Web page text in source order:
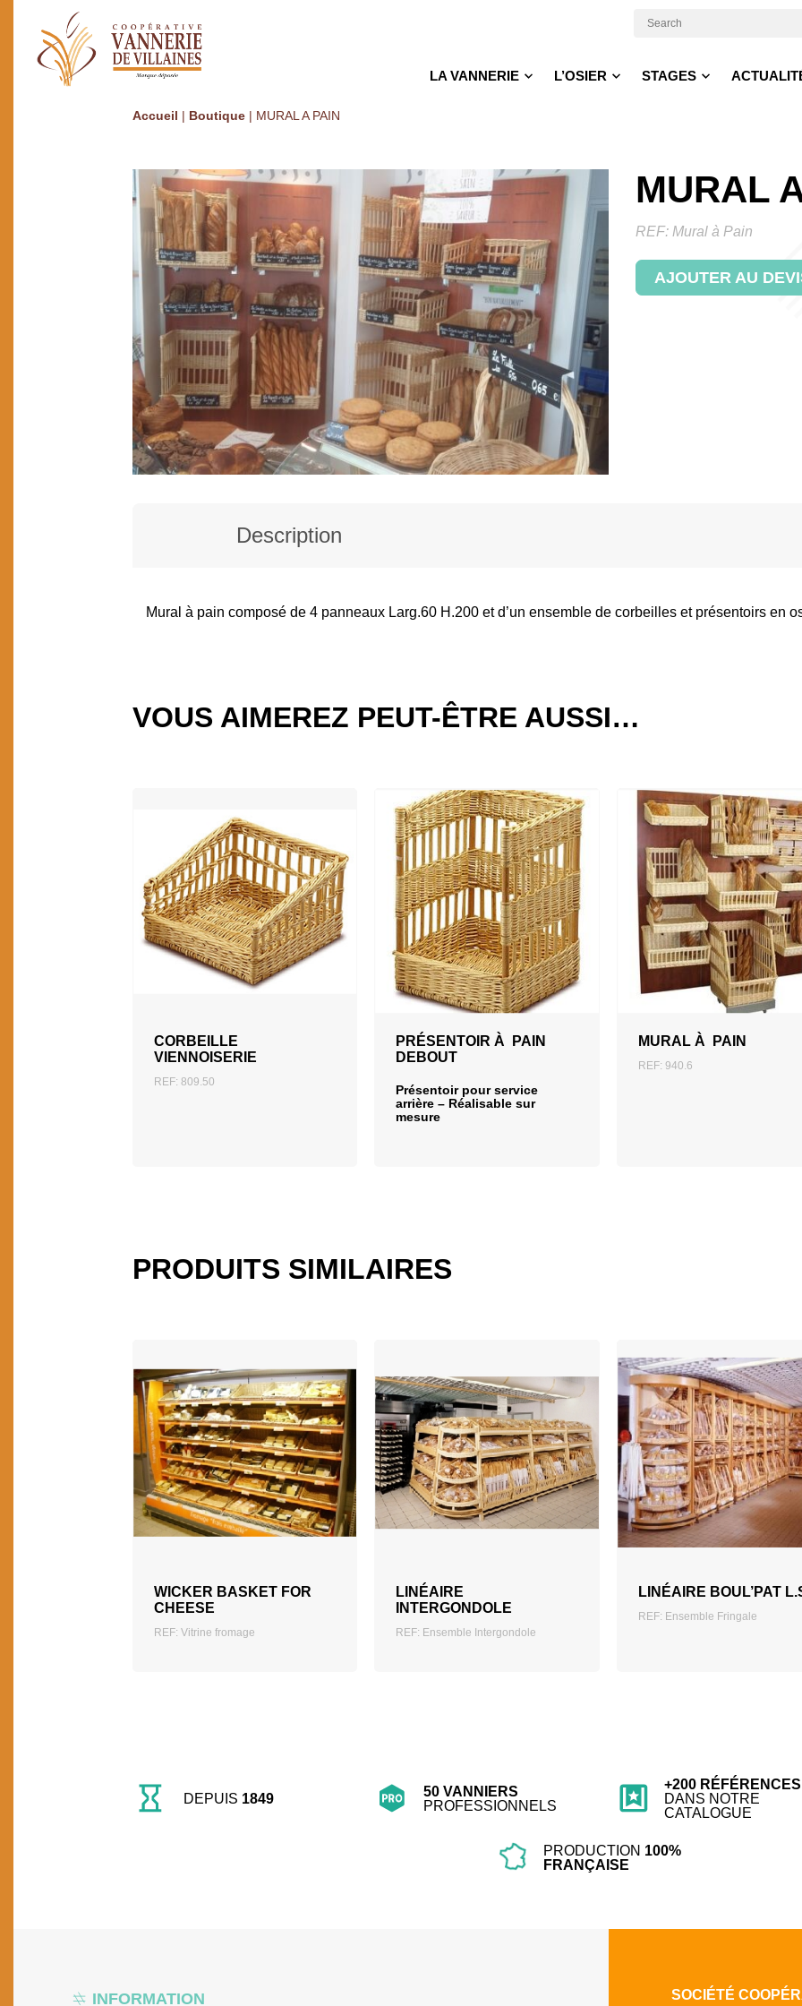
LA VANNERIE L’OSIER STAGES
Accueil | Boutique| MURAL A PAIN
MURAL
REF: Mural à Pain
AJOUTER AU
Description
Mural à pain composé de 4 panneaux Larg.60 H.200 et d’un ensemble de corbeilles et présentoirs en
VOUS AIMEREZ PEUT-ÊTRE AUSSI…
CORBEILLE
VIENNOISERIE
REF: 809.50
PRÉSENTOIR À PAIN
DEBOUT
Présentoir pour service
arrière – Réalisable sur
mesure
MURAL À PAIN
REF: 940.6
AJOUTER AU DEVIS
PRODUITS SIMILAIRES
WICKER BASKET FOR
CHEESE
REF: Vitrine fromage
AJOUTER AU DEVIS
LINÉAIRE
INTERGONDOLE
REF: Ensemble Intergondole
AJOUTER AU DEVIS
LINÉAIRE BOUL’PAT
REF: Ensemble Fringale
AJOUTER AU DEVIS
DEPUIS 1849
50 VANNIERS
PROFESSIONNELS
+200 RÉFÉRENCES
DANS NOTRE
CATALOGUE
PRODUCTION 100%
FRANÇAISE
INFORMATION SOCIÉTÉ